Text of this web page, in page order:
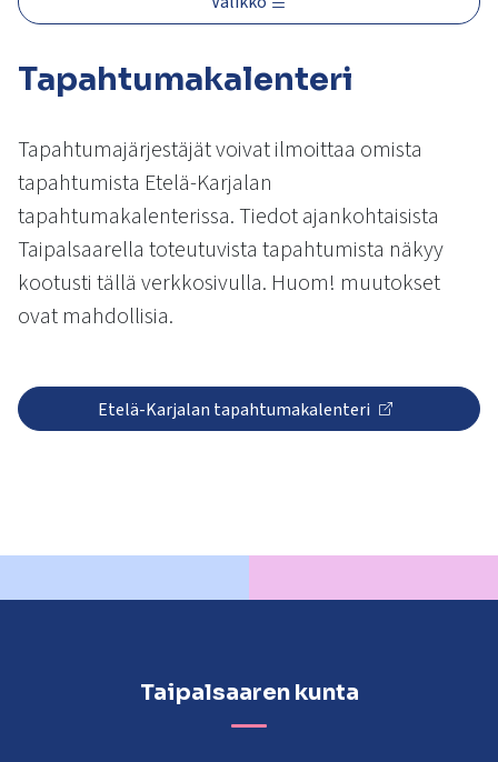
kosketus-
pyyhkäisyliikkeitä.
Tapahtumakalenteri
Tapahtumajärjestäjät voivat ilmoittaa omista
tapahtumista Etelä-Karjalan
tapahtumakalenterissa. Tiedot ajankohtaisista
Taipalsaarella toteutuvista tapahtumista näkyy
kootusti tällä verkkosivulla. Huom! muutokset
ovat mahdollisia.
Etelä-Karjalan tapahtumakalenteri
Taipalsaaren kunta